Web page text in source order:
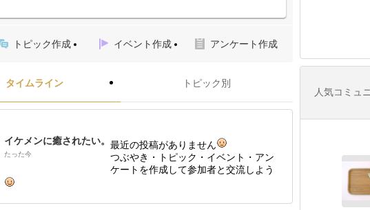
トピック作成 イベント作成 アンケート作成
タイムライン トピック別
イケメンに癒されたい。
たった今
最近の投稿がありません
つぶやき・トピック・イベント・アン
ケートを作成して参加者と交流しよう
人気コミュ